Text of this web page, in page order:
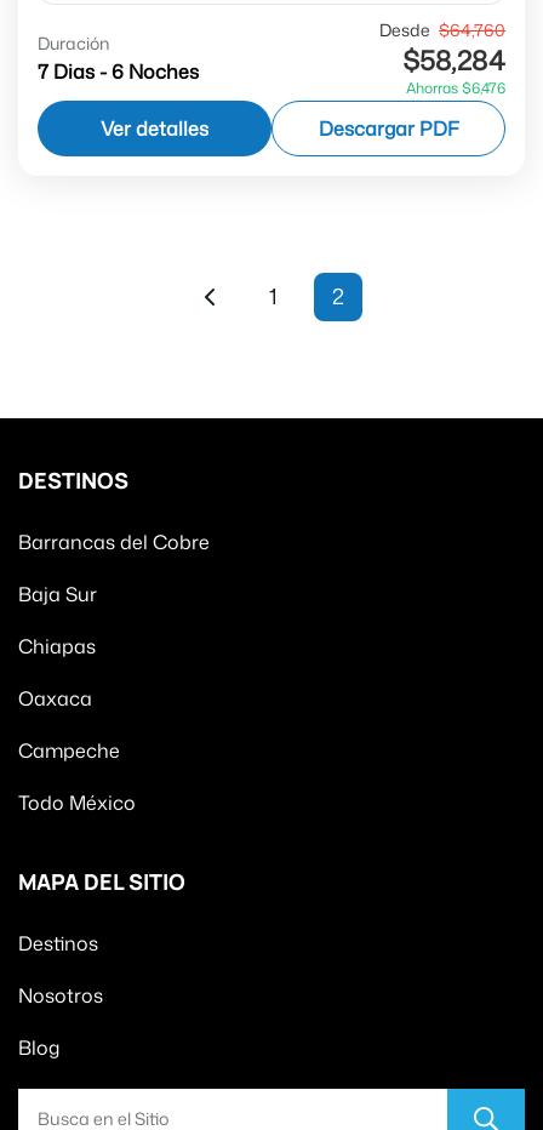
✔ El Fuerte ✔ Cerocahui ✔ Divisadero ✔ Creel ✔
Chepe Express Ida y Vuelta ✔ Los Mochis
Barrancas del Cobre
Duración
7 Dias - 6 Noches
Desde $64,760
$58,284
Ahorras $6,476
Ver detalles Descargar PDF
1 2
DESTINOS
Barrancas del Cobre
Baja Sur
Chiapas
Oaxaca
Campeche
Todo México
MAPA DEL SITIO
Destinos
Nosotros
Blog